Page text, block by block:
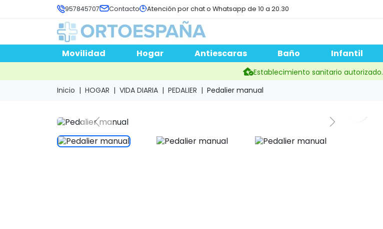
957845707 Contacto Atención por chat o Whatsapp de 10 a 20.30
Movilidad
Hogar Antiescaras Baño Infantil
Establecimiento sanitario autorizado.
Inicio
HOGAR VIDA DIARIA PEDALIER Pedalier manual